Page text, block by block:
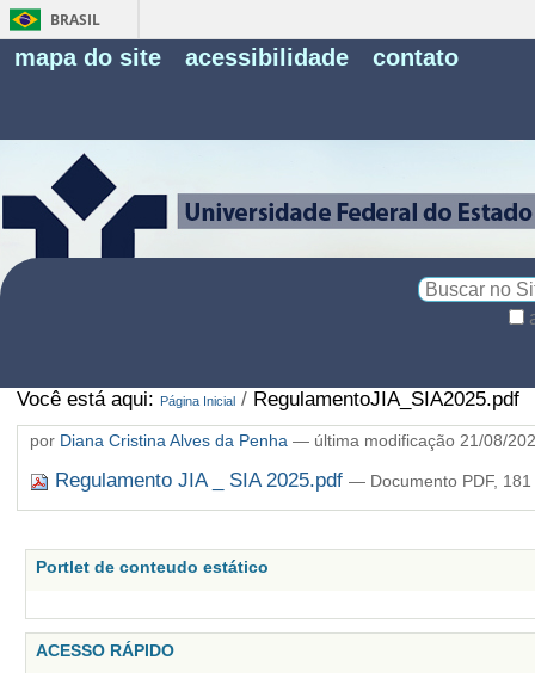
BRASIL
mapa do site acessibilidade contato
Você está aqui: Página Inicial / RegulamentoJIA_SIA2025.pdf
por Diana Cristina Alves da Penha— última modificação21/08/
Regulamento JIA _ SIA 2025.pdf — Documento PDF,
Portlet de conteudo estático
ACESSO RÁPIDO